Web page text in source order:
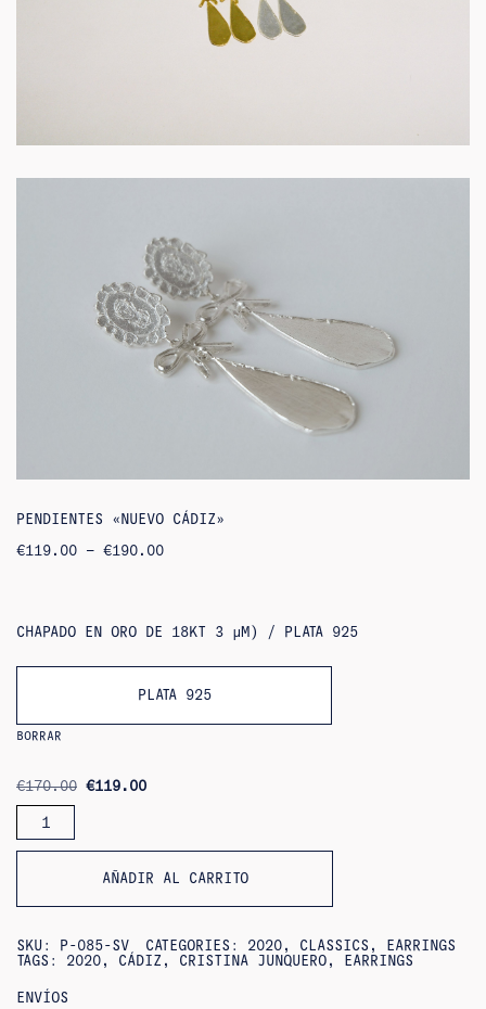
PENDIENTES «NUEVO CÁDIZ»
€119.00 – €190.00RANGO
€
CHAPADO EN ORO DE 18KT 3 ΜM) / PLATA 925
PLATA 925
BORRAR
€170.00 ORIGINAL
€119.00CURRENT
CANTIDAD
PENDIENTES
«NUEVO
AÑADIR AL CARRITO
SKU: P-085-SV CATEGORIES: 2020 , CLASSICS , EARRINGS
TAGS: 2020 , CÁDIZ , CRISTINA JUNQUERO , EARRINGS
ENVÍOS